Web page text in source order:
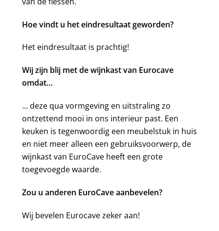
Hoe vindt u het eindresultaat geworden?
Het eindresultaat is prachtig!
Wij zijn blij met de wijnkast van Eurocave
omdat…
… deze qua vormgeving en uitstraling zo
ontzettend mooi in ons interieur past. Een
keuken is tegenwoordig een meubelstuk in huis
en niet meer alleen een gebruiksvoorwerp, de
wijnkast van EuroCave heeft een grote
toegevoegde waarde.
Zou u anderen EuroCave aanbevelen?
Wij bevelen Eurocave zeker aan!